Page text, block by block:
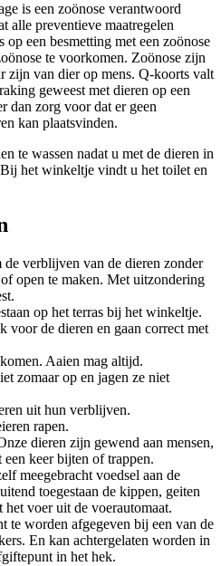
is een zoönose verantwoord
alle preventieve maatregelen
op een besmetting met een zoönose
te voorkomen. Zoönose zijn
zijn van dier op mens. Q-koorts valt
geweest met dieren op een
dan zorg voor dat er geen
kan plaatsvinden.
te wassen nadat u met de dieren in
het winkeltje vindt u het toilet en
de verblijven van de dieren zonder
open te maken. Met uitzondering
op het terras bij het winkeltje.
voor de dieren en gaan correct met
Aaien mag altijd.
zomaar op en jagen ze niet
uit hun verblijven.
rapen.
dieren zijn gewend aan mensen,
keer bijten of trappen.
meegebracht voedsel aan de
toegestaan de kippen, geiten
het voer uit de voerautomaat.
te worden afgegeven bij een van de
En kan achtergelaten worden in
in het hek.